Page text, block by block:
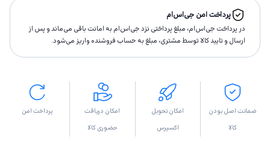
پرداخت امن جی‌اس‌ام
در پرداخت جی‌اس‌ام، مبلغ پرداختى نزد جی‌اس‌ام به امانت باقى مى‌ماند و پس از
ارسال و تاييد كالا توسط مشتری، مبلغ به حساب فروشنده واريز مى‌شود.
ضمانت اصل بودن
کالا
امکان تحویل
اکسپرس
امکان دریافت
حضوری کالا
پرداخت امن